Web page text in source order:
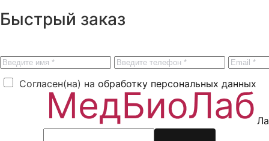
Быстрый заказ
Согласен(на) на обработку персональных данных